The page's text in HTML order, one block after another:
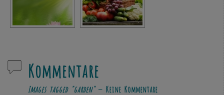
Kommentare
Images tagged "garden"— Keine Kommentare